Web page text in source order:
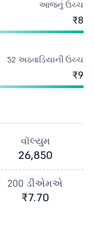
આજનું ઉચ્ચ
₹8
52 અઠવાડિયાની ઉચ્ચ
₹9
વૉલ્યુમ
26,850
200 ડીએમએ
₹7.70